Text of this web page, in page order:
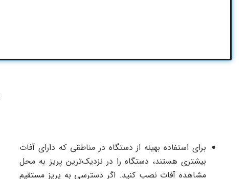
برای استفاده بهینه از دستگاه در مناطقی که دارای آفات
بیشتری هستند، دستگاه را در نزدیک‌ترین پریز به محل
مشاهده آفات نصب کنید. اگر دسترسی به پریز مستقیم